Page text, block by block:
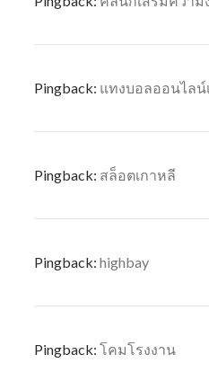
Pingback: แทงบอลออนไลน์
Pingback: สล็อตเกาหลี
Pingback: highbay
Pingback: โคมโรงงาน